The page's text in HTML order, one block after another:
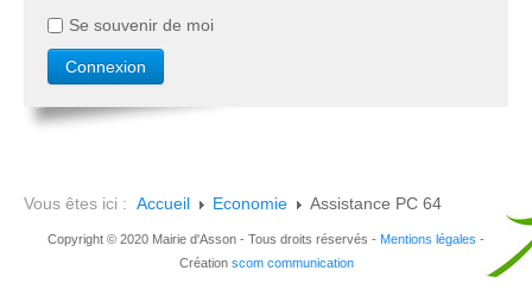
Se souvenir de moi
Vous êtes ici : Accueil Economie Assistance PC 64
Copyright © 2020 Mairie d'Asson - Tous droits réservés - Mentions légales -
Création scom communication